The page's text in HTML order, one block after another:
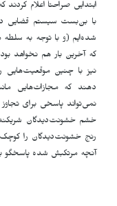
ابتدایی صراحتاً اعلام
با بن‌بست سیستم قضایی
شده‌ایم (و با توجه به
که آخرین بار هم نخواهد
نیز با چنین موقعیت‌هایی
دهند که مجازات‌هایی
نمی‌تواند پاسخی برای
خشم خشونت‌دیدگان
رنج خشونت‌دیدگان را کوچک
آنچه مرتکبش شده پاسخگو